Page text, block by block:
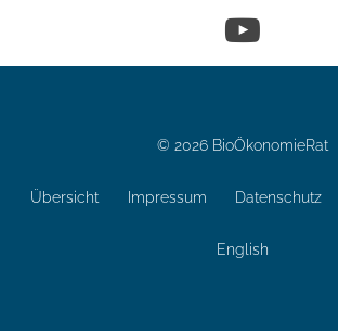
© 2026 BioÖkonomieRat
Übersicht Impressum Datenschutz
English